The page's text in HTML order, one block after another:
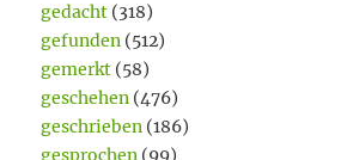
gedacht (318)
gefunden (512)
gemerkt (58)
geschehen (476)
geschrieben (186)
gesprochen (99)